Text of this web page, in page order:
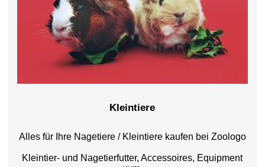
Kleintiere
Alles für Ihre Nagetiere / Kleintiere kaufen bei Zoologo
Kleintier- und Nagetierfutter, Accessoires, Equipment